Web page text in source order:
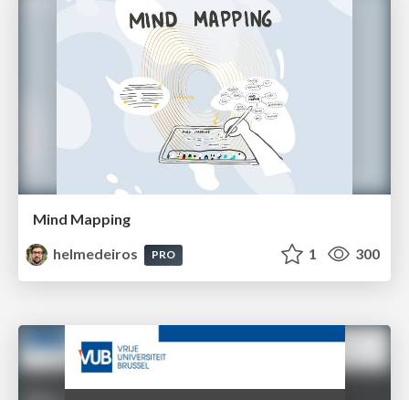
Mind Mapping
helmedeiros
PRO 1 300